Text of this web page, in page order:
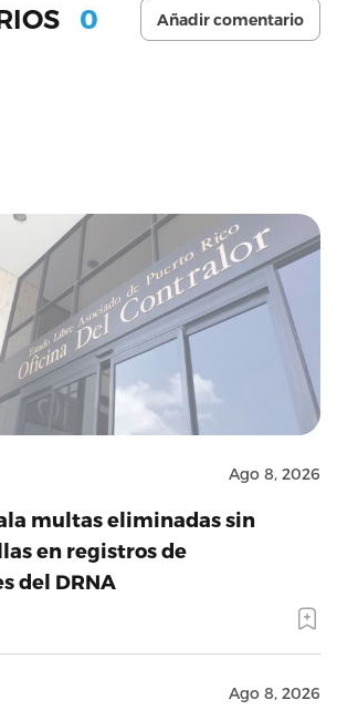
0 Añadir comentario
Ago 8, 2026
multas eliminadas sin
en registros de
del DRNA
Ago 8, 2026